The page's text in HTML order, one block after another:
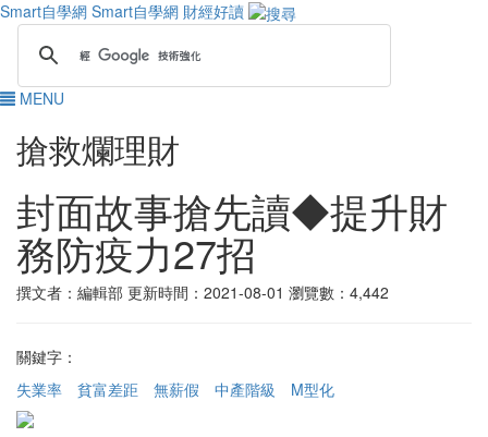
Smart自學網 Smart自學網 財經好讀
MENU
搶救爛理財
封面故事搶先讀◆提升財
務防疫力27招
撰文者：編輯部 更新時間：2021-08-01 瀏覽數：4,442
關鍵字：
失業率
貧富差距 無薪假 中產階級 M型化